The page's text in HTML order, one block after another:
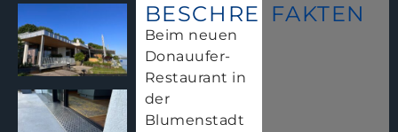
BESCHREIBUNG
Beim neuen
Donauufer-
Restaurant in
der
Blumenstadt
FAKTEN